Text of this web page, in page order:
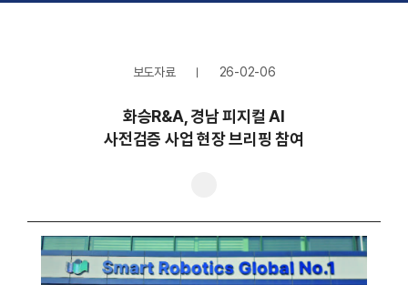
보도자료 26-02-06
화승R&A, 경남 피지컬 AI
사전검증 사업 현장 브리핑 참여